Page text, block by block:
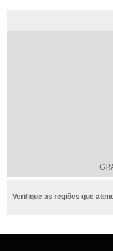
Verifique as regiões que